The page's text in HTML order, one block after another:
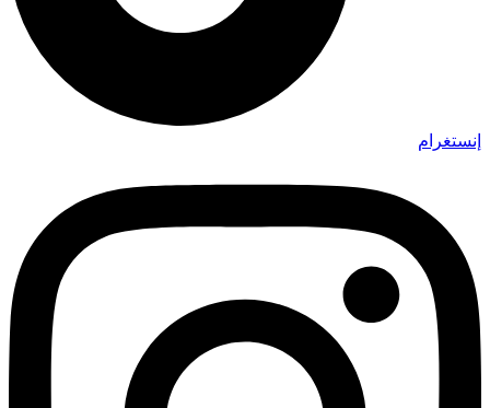
إنستغرام